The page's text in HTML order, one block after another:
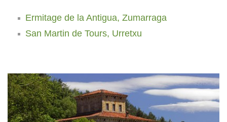
Ermitage de la Antigua, Zumarraga
San Martin de Tours, Urretxu